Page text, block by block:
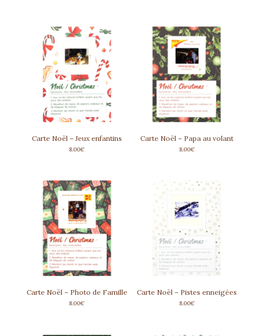
Carte Noël – Jeux enfantins
8.00€
Carte Noël – Papa au volant
8.00€
Carte Noël – Photo de Famille
8.00€
Carte Noël – Pistes enneigées
8.00€